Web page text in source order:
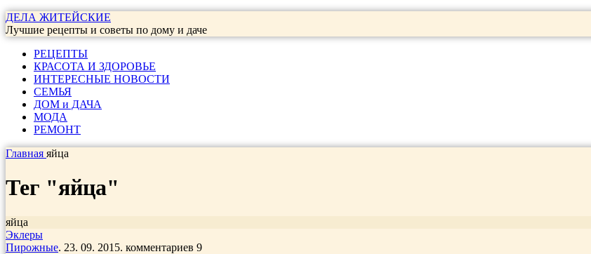
ДЕЛА ЖИТЕЙСКИЕ
Лучшие рецепты и советы по дому и даче
РЕЦЕПТЫ
КРАСОТА И ЗДОРОВЬЕ
ИНТЕРЕСНЫЕ НОВОСТИ
СЕМЬЯ
ДОМ и ДАЧА
МОДА
РЕМОНТ
Главная яйца
Тег "яйца"
яйца
Эклеры
Пирожные. 23. 09. 2015. комментариев 9